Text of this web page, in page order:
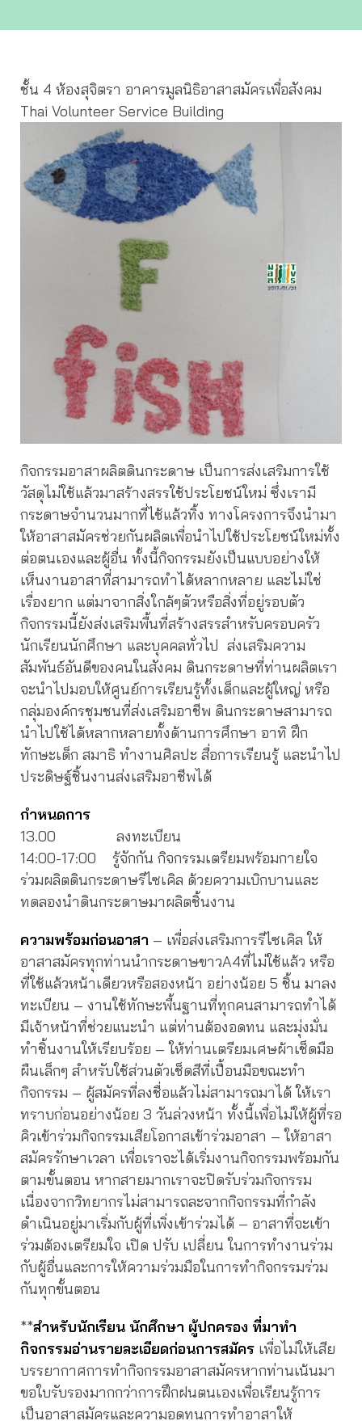
ชั้น 4 ห้องสุจิตรา อาคารมูลนิธิอาสาสมัครเพื่อสังคม
Thai Volunteer Service Building
กิจกรรมอาสาผลิตดินกระดาษ เป็นการส่งเสริมการใช้
วัสดุไม่ใช้แล้วมาสร้างสรรใช้ประโยชน์ใหม่ ซึ่งเรามี
กระดาษจำนวนมากที่ไช้แล้วทิ้ง ทางโครงการจึงนำมา
ให้อาสาสมัครช่วยกันผลิตเพื่อนำไปใช้ประโยชน์ใหม่ทั้ง
ต่อตนเองและผู้อื่น ทั้งนี้กิจกรรมยังเป็นแบบอย่างให้
เห็นงานอาสาที่สามารถทำได้หลากหลาย และไม่ใช่
เรื่องยาก แต่มาจากสิ่งใกล้ๆตัวหรือสิ่งที่อยู่รอบตัว
กิจกรรมนี้ยังส่งเสริมพื้นที่สร้างสรรสำหรับครอบครัว
นักเรียนนักศึกษา และบุคคลทั่วไป ส่งเสริมความ
สัมพันธ์อันดีของคนในสังคม ดินกระดาษที่ท่านผลิตเรา
จะนำไปมอบให้ศูนย์การเรียนรู้ทั้งเด็กและผู้ใหญ่ หรือ
กลุ่มองค์กรชุมชนที่ส่งเสริมอาชีพ ดินกระดาษสามารถ
นำไปใช้ได้หลากหลายทั้งด้านการศึกษา อาทิ ฝึก
ทักษะเด็ก สมาธิ ทำงานศิลปะ สื่อการเรียนรู้ และนำไป
ประดิษฐ์ชิ้นงานส่งเสริมอาชีพได้
กำหนดการ
13.00
ลงทะเบียน
14:00-17:00 รู้จักกัน กิจกรรมเตรียมพร้อมกายใจ
ร่วมผลิตดินกระดาษรีไซเคิล ด้วยความเบิกบานและ
ทดลองนำดินกระดาษมาผลิตชิ้นงาน
ความพร้อมก่อนอาสา – เพื่อส่งเสริมการรีไซเคิล ให้
อาสาสมัครทุกท่านนำกระดาษขาวA4ที่ไม่ใช้แล้ว หรือ
ที่ใช้แล้วหน้าเดียวหรือสองหน้า อย่างน้อย 5 ชิ้น มาลง
ทะเบียน – งานใช้ทักษะพื้นฐานที่ทุกคนสามารถทำได้
มีเจ้าหน้าที่ช่วยแนะนำ แต่ท่านต้องอดทน และมุ่งมั่น
ทำชิ้นงานให้เรียบร้อย – ให้ท่านเตรียมเศษผ้าเช็ดมือ
ผืนเล็กๆ สำหรับใช้ส่วนตัวเช็ดสีที่เปื้อนมือขณะทำ
กิจกรรม – ผู้สมัครที่ลงชื่อแล้วไม่สามารถมาได้ ให้เรา
ทราบก่อนอย่างน้อย 3 วันล่วงหน้า ทั้งนี้เพื่อไม่ให้ผู้ที่รอ
คิวเข้าร่วมกิจกรรมเสียโอกาสเข้าร่วมอาสา – ให้อาสา
สมัครรักษาเวลา เพื่อเราจะได้เริ่มงานกิจกรรมพร้อมกัน
ตามขั้นตอน หากสายมากเราจะปิดรับร่วมกิจกรรม
เนื่องจากวิทยากรไม่สามารถละจากกิจกรรมที่กำลัง
ดำเนินอยู่มาเริ่มกับผู้ที่เพิ่งเข้าร่วมได้ – อาสาที่จะเข้า
ร่วมต้องเตรียมใจ เปิด ปรับ เปลี่ยน ในการทำงานร่วม
กับผู้อื่นและการให้ความร่วมมือในการทำกิจกรรมร่วม
กันทุกขั้นตอน
**สำหรับนักเรียน นักศึกษา ผู้ปกครอง ที่มาทำ
กิจกรรมอ่านรายละเอียดก่อนการสมัคร เพื่อไม่ให้เสีย
บรรยากาศการทำกิจกรรมอาสาสมัครหากท่านเน้นมา
ขอใบรับรองมากกว่าการฝึกฝนตนเองเพื่อเรียนรู้การ
เป็นอาสาสมัครและความอดทนการทำอาสาให้